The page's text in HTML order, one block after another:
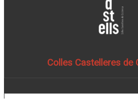
Colles Castelleres de